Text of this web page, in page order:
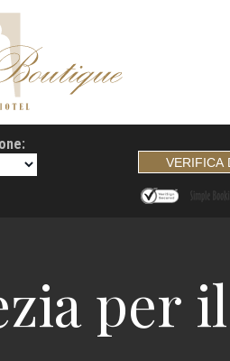
per il